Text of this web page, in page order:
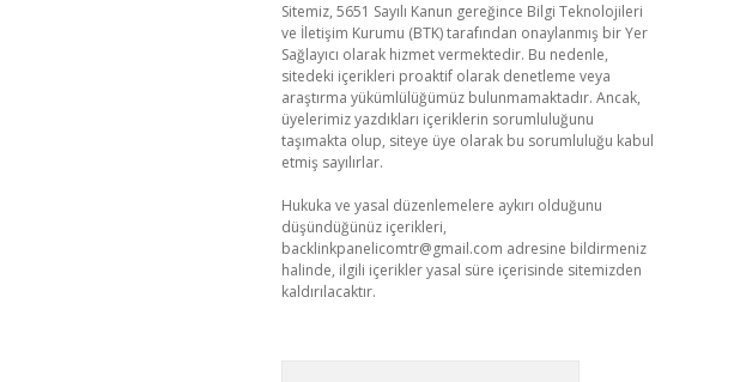
Sitemiz, 5651 Sayılı Kanun gereğince Bilgi Teknolojileri
ve İletişim Kurumu (BTK) tarafından onaylanmış bir Yer
Sağlayıcı olarak hizmet vermektedir. Bu nedenle,
sitedeki içerikleri proaktif olarak denetleme veya
araştırma yükümlülüğümüz bulunmamaktadır. Ancak,
üyelerimiz yazdıkları içeriklerin sorumluluğunu
taşımakta olup, siteye üye olarak bu sorumluluğu kabul
etmiş sayılırlar.
Hukuka ve yasal düzenlemelere aykırı olduğunu
düşündüğünüz içerikleri,
backlinkpanelicomtr@gmail.com adresine bildirmeniz
halinde, ilgili içerikler yasal süre içerisinde sitemizden
kaldırılacaktır.